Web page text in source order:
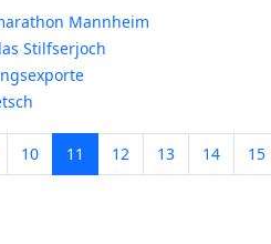
Mannheim
Stilfserjoch
10 11 12 13 14 15